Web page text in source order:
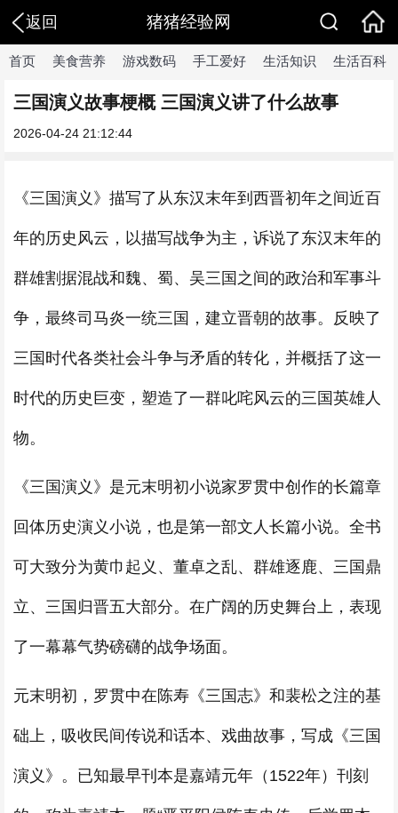
返回 猪猪经验网
首页 美食营养 游戏数码 手工爱好 生活知识 生活百科
三国演义故事梗概 三国演义讲了什么故事
2026-04-24 21:12:44
《三国演义》描写了从东汉末年到西晋初年之间近百
年的历史风云，以描写战争为主，诉说了东汉末年的
群雄割据混战和魏、蜀、吴三国之间的政治和军事斗
争，最终司马炎一统三国，建立晋朝的故事。反映了
三国时代各类社会斗争与矛盾的转化，并概括了这一
时代的历史巨变，塑造了一群叱咤风云的三国英雄人
物。
《三国演义》是元末明初小说家罗贯中创作的长篇章
回体历史演义小说，也是第一部文人长篇小说。全书
可大致分为黄巾起义、董卓之乱、群雄逐鹿、三国鼎
立、三国归晋五大部分。在广阔的历史舞台上，表现
了一幕幕气势磅礴的战争场面。
元末明初，罗贯中在陈寿《三国志》和裴松之注的基
础上，吸收民间传说和话本、戏曲故事，写成《三国
演义》。已知最早刊本是嘉靖元年（1522年）刊刻